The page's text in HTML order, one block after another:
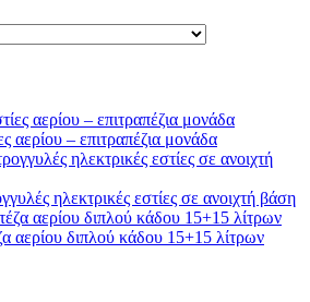
αερίου – επιτραπέζια μονάδα
ηλεκτρικές εστίες σε ανοιχτή βάση
αερίου διπλού κάδου 15+15 λίτρων